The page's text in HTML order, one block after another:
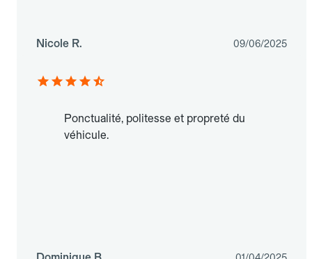
Nicole R. 09/06/2025
Ponctualité, politesse et propreté du
véhicule.